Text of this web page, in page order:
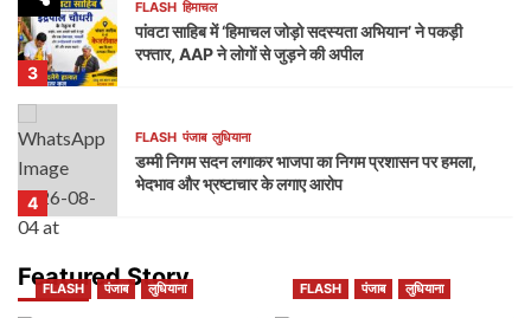
3
FLASH हिमाचल
पांवटा साहिब में ‘हिमाचल जोड़ो सदस्यता अभियान’ ने पकड़ी
रफ्तार, AAP ने लोगों से जुड़ने की अपील
4
FLASH पंजाब लुधियाना
डम्मी निगम सदन लगाकर भाजपा का निगम प्रशासन पर हमला,
भेदभाव और भ्रष्टाचार के लगाए आरोप
FLASH
नक्शा भी आया सामने” | ब्लॉक-37 में 2000 गज की कथित
Featured Story
FLASH पंजाब लुधियाना FLASH पंजाब लुधियाना